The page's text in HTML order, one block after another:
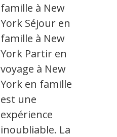
famille à New
York Séjour en
famille à New
York Partir en
voyage à New
York en famille
est une
expérience
inoubliable. La